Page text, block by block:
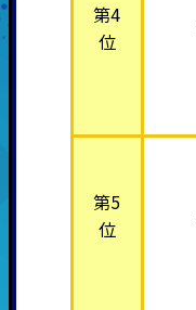
第4
位
第5
位